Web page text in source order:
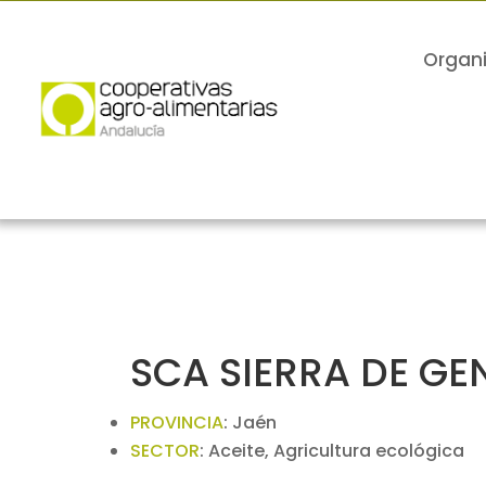
SCA SIERRA DE
PROVINCIA: Jaén
SECTOR:Aceite, Agricultura ecológica